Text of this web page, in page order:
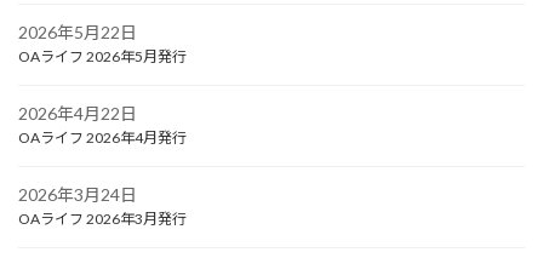
2026年5月22日
OAライフ 2026年5月発行
2026年4月22日
OAライフ 2026年4月発行
2026年3月24日
OAライフ 2026年3月発行